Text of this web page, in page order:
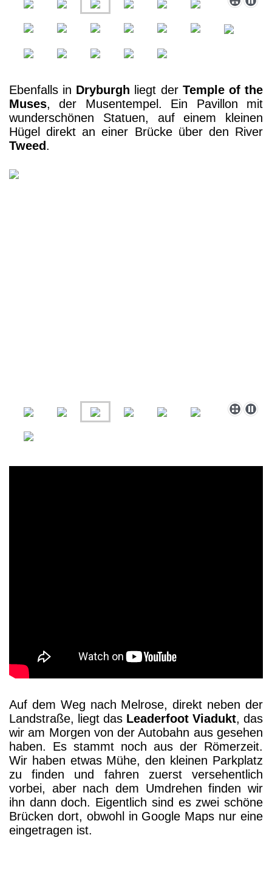
Ebenfalls in Dryburgh liegt der Temple of the
Muses, der Musentempel. Ein Pavillon mit
wunderschönen Statuen, auf einem kleinen
Hügel direkt an einer Brücke über den River
Tweed.
Auf dem Weg nach Melrose, direkt neben der
Landstraße, liegt das Leaderfoot Viadukt, das
wir am Morgen von der Autobahn aus gesehen
haben. Es stammt noch aus der Römerzeit.
Wir haben etwas Mühe, den kleinen Parkplatz
zu finden und fahren zuerst versehentlich
vorbei, aber nach dem Umdrehen finden wir
ihn dann doch. Eigentlich sind es zwei schöne
Brücken dort, obwohl in Google Maps nur eine
eingetragen ist.